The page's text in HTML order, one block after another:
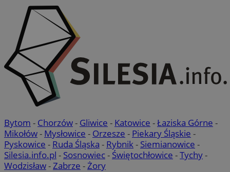
Bytom - Chorzów- Gliwice - Katowice -Łaziska Górne -
Mikołów- Mysłowice - Orzesze - Piekary Śląskie -
Pyskowice - Ruda Śląska - Rybnik- Siemianowice -
Silesia.info.pl - Sosnowiec- Świętochłowice -Tychy-
Wodzisław-Zabrze -Żory